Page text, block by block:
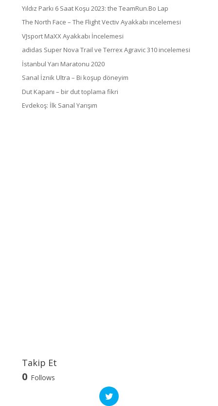
Yıldız Parkı 6 Saat Koşu 2023: the TeamRun.Bo Lap
The North Face – The Flight Vectiv Ayakkabı incelemesi
VJsport MaXX Ayakkabı İncelemesi
adidas Super Nova Trail ve Terrex Agravic 310 incelemesi
İstanbul Yarı Maratonu 2020
Sanal İznik Ultra – Bi koşup döneyim
Dut Kapanı – bir dut toplama fikri
Evdekoş: İlk Sanal Yarışım
Takip Et
0 Follows